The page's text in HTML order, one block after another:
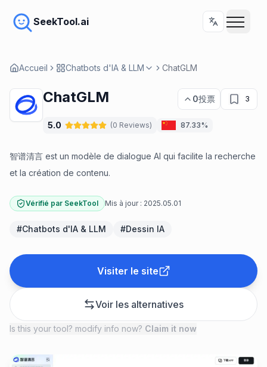
SeekTool.ai
Accueil Chatbots d'IA & LLM ChatGLM
ChatGLM 0投票 3
5.0 (0 Reviews) 87.33%
智谱清言 est un modèle de dialogue AI qui facilite la recherche
et la création de contenu.
Vérifié par SeekTool Mis à jour : 2025.05.01
#Chatbots d'IA & LLM #Dessin IA
Visiter le site
Voir les alternatives
Is this your tool? modify info now? Claim it now